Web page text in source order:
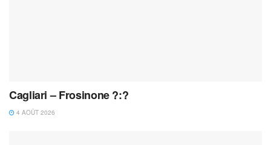
Cagliari – Frosinone ?:?
4 AOÛT 2026